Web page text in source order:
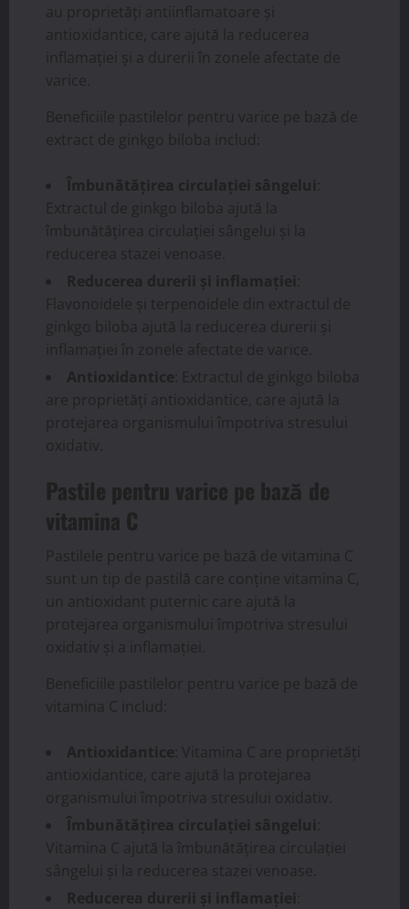
au proprietăți antiinflamatoare și
antioxidantice, care ajută la reducerea
inflamației și a durerii în zonele afectate de
varice.
Beneficiile pastilelor pentru varice pe bază de
extract de ginkgo biloba includ:
Îmbunătățirea circulației sângelui
Extractul de ginkgo biloba ajută la
îmbunătățirea circulației sângelui și la
reducerea stazei venoase.
Reducerea durerii și inflamației
Flavonoidele și terpenoidele din extractul de
ginkgo biloba ajută la reducerea durerii și
inflamației în zonele afectate de varice.
Antioxidantice : Extractul de ginkgo biloba
are proprietăți antioxidantice, care ajută la
protejarea organismului împotriva stresului
oxidativ.
Pastile pentru varice pe bază de
vitamina C
Pastilele pentru varice pe bază de vitamina C
sunt un tip de pastilă care conține vitamina C,
un antioxidant puternic care ajută la
protejarea organismului împotriva stresului
oxidativ și a inflamației.
Beneficiile pastilelor pentru varice pe bază de
vitamina C includ:
Antioxidantice : Vitamina C are proprietăți
antioxidantice, care ajută la protejarea
organismului împotriva stresului oxidativ.
Îmbunătățirea circulației sângelui
Vitamina C ajută la îmbunătățirea circulației
sângelui și la reducerea stazei venoase.
Reducerea durerii și inflamației